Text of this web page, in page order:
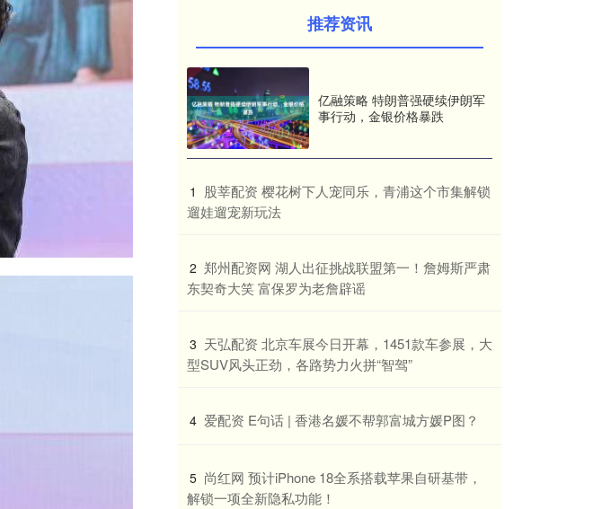
推荐资讯
亿融策略 特朗普强硬续伊朗军
事行动，金银价格暴跌
1
​股莘配资 樱花树下人宠同乐，青浦这个市集解锁
遛娃遛宠新玩法
2 ​郑州配资网 湖人出征挑战联盟第一！詹姆斯严肃
东契奇大笑 富保罗为老詹辟谣
3 ​天弘配资 北京车展今日开幕，1451款车参展，大
型SUV风头正劲，各路势力火拼“智驾”
4 ​爱配资 E句话 | 香港名媛不帮郭富城方媛P图？
5 ​尚红网 预计iPhone 18全系搭载苹果自研基带，
解锁一项全新隐私功能！